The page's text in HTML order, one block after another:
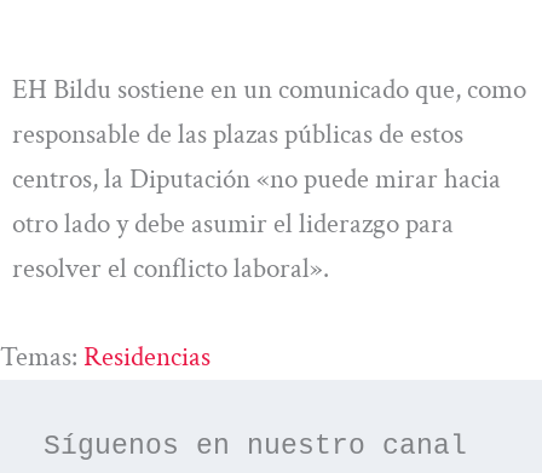
EH Bildu sostiene en un comunicado que, como
responsable de las plazas públicas de estos
centros, la Diputación «no puede mirar hacia
otro lado y debe asumir el liderazgo para
resolver el conflicto laboral».
Temas: Residencias
Síguenos en nuestro canal